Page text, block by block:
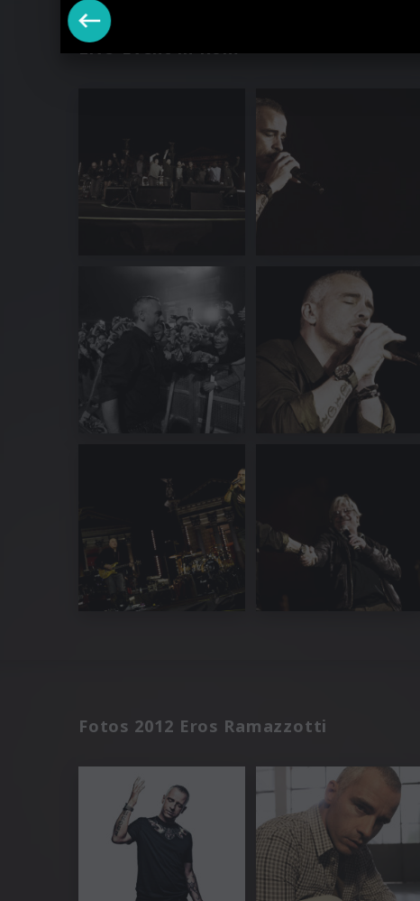
Live-Event in Rom
Fotos 2012 Eros Ramazzotti